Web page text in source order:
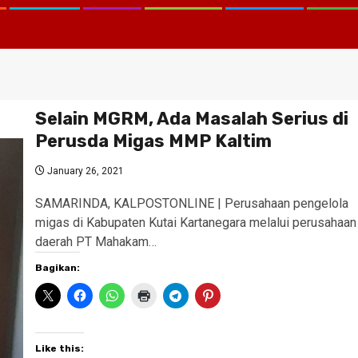
Selain MGRM, Ada Masalah Serius di
Perusda Migas MMP Kaltim
January 26, 2021
SAMARINDA, KALPOSTONLINE | Perusahaan pengelola
migas di Kabupaten Kutai Kartanegara melalui perusahaan
daerah PT Mahakam…
Bagikan:
Like this: